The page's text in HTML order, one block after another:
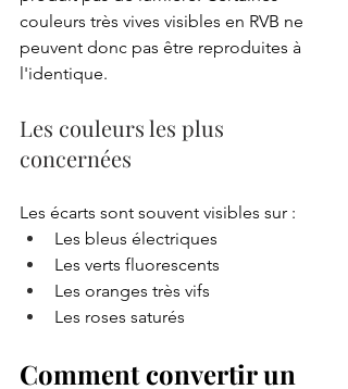
couleurs très vives visibles en RVB ne
peuvent donc pas être reproduites à
l'identique.
Les couleurs les plus
concernées
Les écarts sont souvent visibles sur :
Les bleus électriques
Les verts fluorescents
Les oranges très vifs
Les roses saturés
Comment convertir un